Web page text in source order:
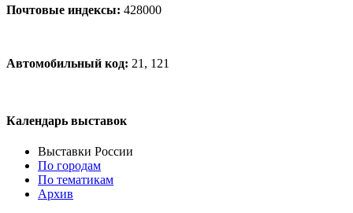
Почтовые индексы: 428000
Автомобильный код: 21, 121
Календарь выставок
Выставки России
По городам
По тематикам
Архив